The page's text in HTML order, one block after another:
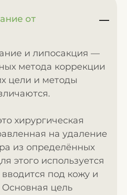
от
и липосакция —
метода коррекции
цели и методы
хирургическая
на удаление
из определённых
этого используется
под кожу и
цель